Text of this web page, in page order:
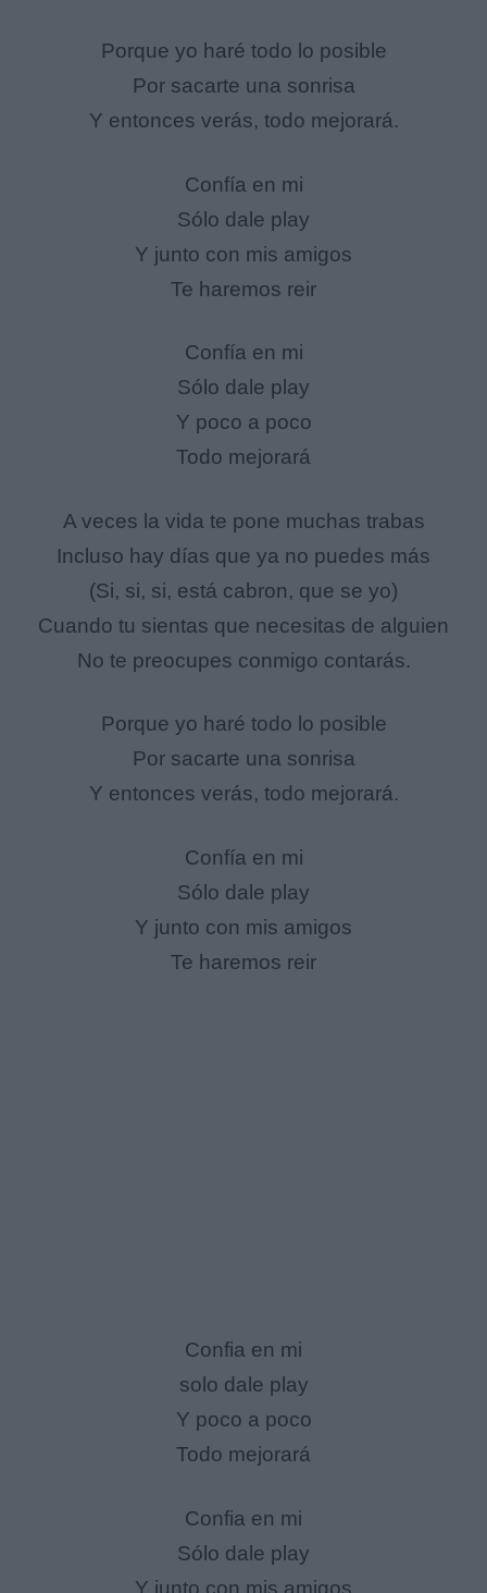
Porque yo haré todo lo posible
Por sacarte una sonrisa
Y entonces verás, todo mejorará.
Confía en mi
Sólo dale play
Y junto con mis amigos
Te haremos reir
Confía en mi
Sólo dale play
Y poco a poco
Todo mejorará
A veces la vida te pone muchas trabas
Incluso hay días que ya no puedes más
(Si, si, si, está cabron, que se yo)
Cuando tu sientas que necesitas de alguien
No te preocupes conmigo contarás.
Porque yo haré todo lo posible
Por sacarte una sonrisa
Y entonces verás, todo mejorará.
Confía en mi
Sólo dale play
Y junto con mis amigos
Te haremos reir
Confia en mi
solo dale play
Y poco a poco
Todo mejorará
Confia en mi
Sólo dale play
Y junto con mis amigos